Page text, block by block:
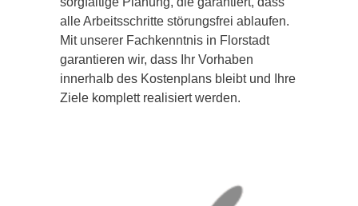
alle Arbeitsschritte störungsfrei ablaufen.
Mit unserer Fachkenntnis in Florstadt
garantieren wir, dass Ihr Vorhaben
innerhalb des Kostenplans bleibt und Ihre
Ziele komplett realisiert werden.